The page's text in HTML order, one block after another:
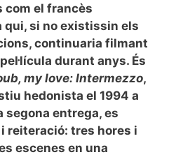
com el francès
qui, si no existissin els
continuaria filmant
durant anys. És
my love: Intermezzo,
hedonista el 1994 a
segona entrega, es
reiteració: tres hores i
escenes en una